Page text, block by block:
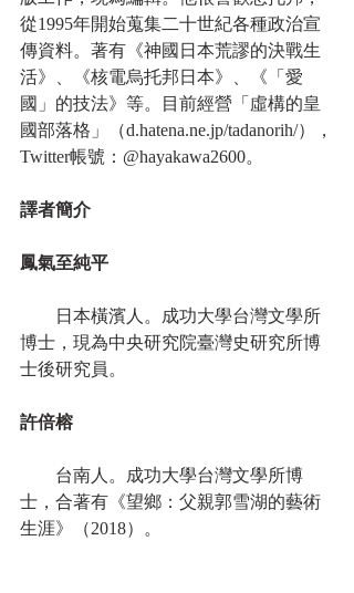
從1995年開始蒐集二十世紀各種政治宣
傳資料。著有《神國日本荒謬的決戰生
活》、《核電烏托邦日本》、《「愛
國」的技法》等。目前經營「虛構的皇
國部落格」（d.hatena.ne.jp/tadanorih/），
Twitter帳號：@hayakawa2600。
譯者簡介
鳳氣至純平
日本橫濱人。成功大學台灣文學所
博士，現為中央研究院臺灣史研究所博
士後研究員。
許倍榕
台南人。成功大學台灣文學所博
士，合著有《望鄉：父親郭雪湖的藝術
生涯》（2018）。